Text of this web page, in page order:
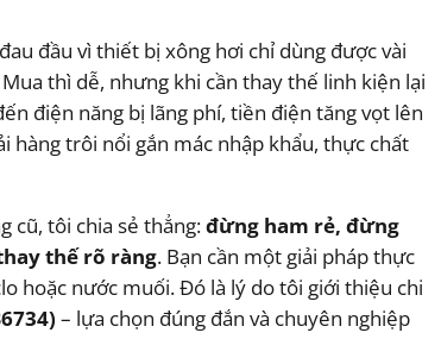
đầu vì thiết bị xông hơi chỉ dùng được vài
thì dễ, nhưng khi cần thay thế linh kiện lại
điện năng bị lãng phí, tiền điện tăng vọt lên
hàng trôi nổi gắn mác nhập khẩu, thực chất
cũ, tôi chia sẻ thẳng:đừng ham rẻ, đừng
thế rõ ràng. Bạn cần một giải pháp thực
hoặc nước muối. Đó là lý do tôi giới thiệu chi
– lựa chọn đúng đắn và chuyên nghiệp